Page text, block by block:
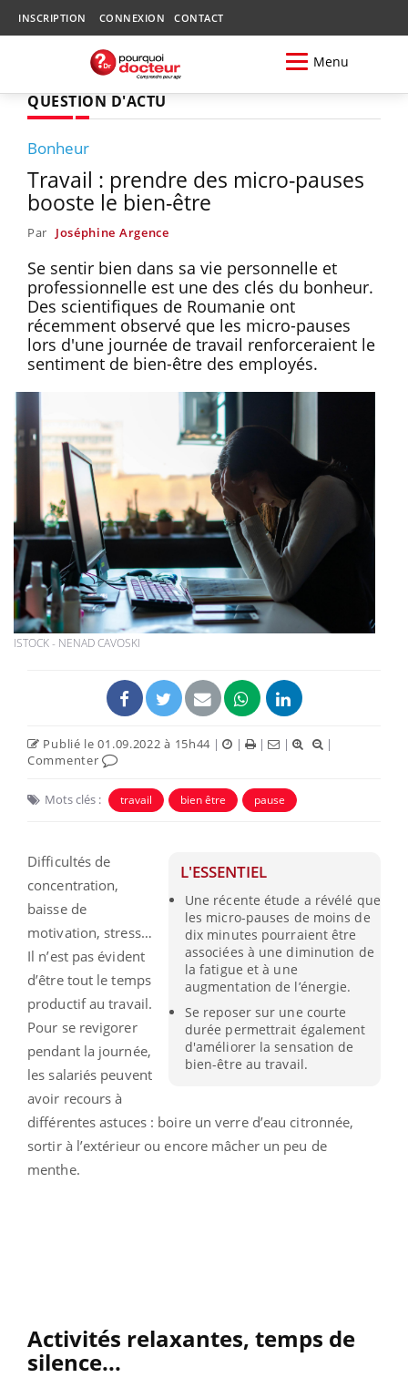
INSCRIPTION CONNEXION CONTACT
Menu
QUESTION D'ACTU
Bonheur
Travail : prendre des micro-pauses
booste le bien-être
Par Joséphine Argence
Se sentir bien dans sa vie personnelle et
professionnelle est une des clés du bonheur.
Des scientifiques de Roumanie ont
récemment observé que les micro-pauses
lors d'une journée de travail renforceraient le
sentiment de bien-être des employés.
ISTOCK - NENAD CAVOSKI
Publié le 01.09.2022 à 15h44 | | | |
|
Commenter
Mots clés : travail bien être pause
L'ESSENTIEL
Une récente étude a révélé que
les micro-pauses de moins de
dix minutes pourraient être
associées à une diminution de
la fatigue et à une
augmentation de l’énergie.
Se reposer sur une courte
durée permettrait également
d'améliorer la sensation de
bien-être au travail.
Difficultés de
concentration,
baisse de
motivation, stress…
Il n’est pas évident
d’être tout le temps
productif au travail.
Pour se revigorer
pendant la journée,
les salariés peuvent
avoir recours à
différentes astuces : boire un verre d’eau citronnée,
sortir à l’extérieur ou encore mâcher un peu de
menthe.
Activités relaxantes, temps de
silence...